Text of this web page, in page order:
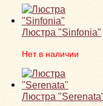
Люстра "Sinfonia"
Нет в наличии
Люстра